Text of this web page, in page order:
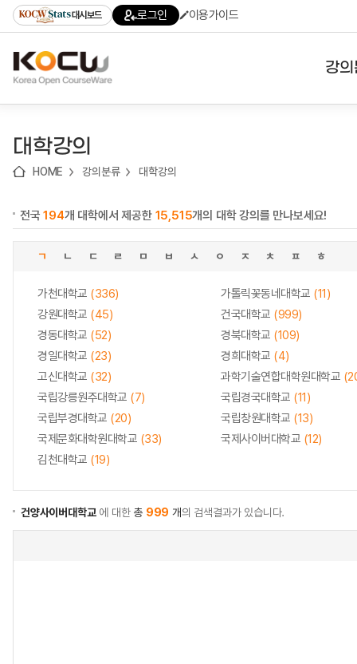
기
기
기
content)
가
대시보드 로그인 이용가이드
강
대학강의
HOME 강의분류 대학강의
전국194개 대학에서 제공한 15,515개의 대학 강의를 만나보세요!
ㄱ ㄴ ㄷ ㄹ ㅁ ㅂ ㅅ ㅇ ㅈ ㅊ ㅍ ㅎ
가천대학교 (336) 가톨릭꽃동네대학교 (11)
강원대학교 (45) 건국대학교 (999)
경동대학교 (52) 경북대학교 (109)
경일대학교 (23) 경희대학교 (4)
고신대학교 (32) 과학기술연합대학원대학교
국립강릉원주대학교 (7) 국립경국대학교 (11)
국립부경대학교 (20) 국립창원대학교 (13)
국제문화대학원대학교 (33) 국제사이버대학교 (12)
김천대학교 (19)
건양사이버대학교에 대한총 999 개의 검색결과가 있습니다.